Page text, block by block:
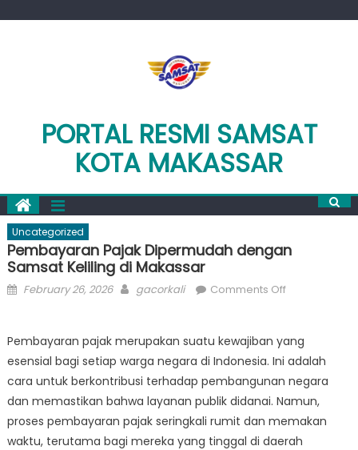
PORTAL RESMI SAMSAT
KOTA MAKASSAR
Uncategorized
Pembayaran Pajak Dipermudah dengan
Samsat Keliling di Makassar
Posted
February 26, 2026 Author
gacorkali Comments Offon
Dipermudah
dengan
Samsat
Keliling
di
Makassar
Pembayaran pajak merupakan suatu kewajiban yang
esensial bagi setiap warga negara di Indonesia. Ini adalah
cara untuk berkontribusi terhadap pembangunan negara
dan memastikan bahwa layanan publik didanai. Namun,
proses pembayaran pajak seringkali rumit dan memakan
waktu, terutama bagi mereka yang tinggal di daerah